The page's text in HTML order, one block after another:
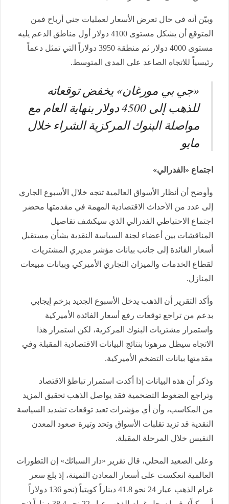
وبيّن أنه في حال تعرض الأسعار لعمليات جني أرباح فمن
المتوقع أن يشكل مستوى 4100 دولار أول مناطق الدعم يليه
مستوى 4000 دولار ثم منطقة 3950 دولاراً التي تمثل دعماً
رئيسياً للاتجاه الصاعد على المدى المتوسط.
«جي بي مورغان» يخفض توقعاته
للذهب إلى 4500 دولار بنهاية العام مع
مواصلة البنوك المركزية الشراء خلال
مايو
اجتماع «الفدرالي»
وأوضح أن أنظار الأسواق العالمية تتجه خلال الأسبوع الجاري
إلى عدد من الأحداث الاقتصادية المهمة في مقدمتها محضر
اجتماع الاحتياطي الفدرالي الذي سيكشف تفاصيل
المناقشات بين أعضاء لجنة السياسة النقدية بشأن مستقبل
أسعار الفائدة إلى جانب بيانات مؤشر مديري المشتريات
لقطاع الخدمات والميزان التجاري الأميركي وبيانات مبيعات
المنازل.
وأكد التقرير أن الذهب يدخل الأسبوع الجديد بزخم إيجابي
بدعم من تراجع توقعات رفع أسعار الفائدة الأميركية
واستمرار مشتريات البنوك المركزية، لكن استمرار هذا
الاتجاه سيظل مرهونا بنتائج البيانات الاقتصادية المقبلة وفي
مقدمتها بيانات التضخم الأميركية.
وذكر أن هذه البيانات إذا أكدت استمرار تباطؤ الاقتصاد
وتراجع الضغوط التضخمية فقد يواصل الذهب تحقيق المزيد
من المكاسب، وأن أي مؤشرات تعيد توقعات تشديد السياسة
النقدية قد تزيد تقلبات الأسواق وتحد وتيرة صعود المعدن
النفيس خلال المرحلة المقبلة.
وعلى الصعيد المحلي، قال تقرير «دار السبائك» إن التطورات
العالمية انعكست على أسعار المعادن الثمينة، إذ بلغ سعر
غرام الذهب عيار 24 نحو 41.8 ديناراً كويتياً (نحو 136 دولاراً